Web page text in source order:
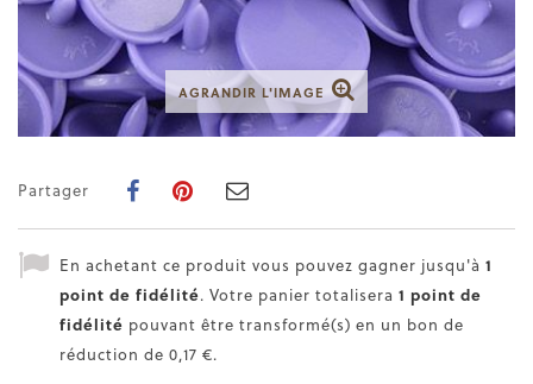
AGRANDIR L'IMAGE
Partager
En achetant ce produit vous pouvez gagner jusqu'à 1
point de fidélité. Votre panier totalisera 1 point de
fidélité pouvant être transformé(s) en un bon de
réduction de 0,17 €.